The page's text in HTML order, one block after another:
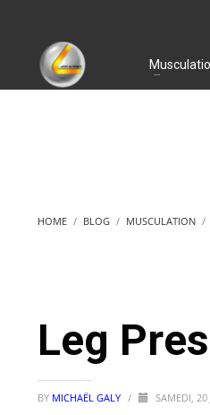
HOME BLOG MUSCULATION
Leg
BY MICHAËL GALY / SAMEDI, 20